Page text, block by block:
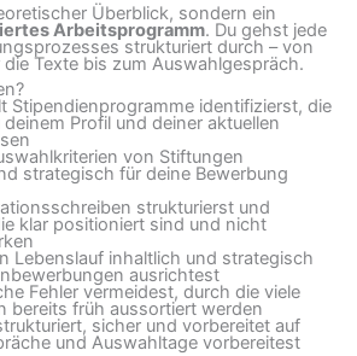
Überblick, sondern ein
Arbeitsprogramm. Du gehst jede
strukturiert durch – von
Texte bis zum Auswahlgespräch.
Stipendienprogramme identifizierst, die
Profil und deiner aktuellen
von Stiftungen
strategisch für deine Bewerbung
strukturierst und
klar positioniert sind und nicht
Lebenslauf inhaltlich und strategisch
ausrichtest
Fehler vermeidest, durch die viele
bereits früh aussortiert werden
sicher und vorbereitet auf
und Auswahltage vorbereitest